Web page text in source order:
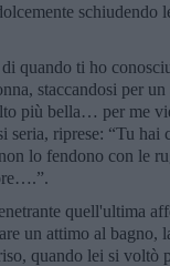
schiudendo
quando ti ho
staccandosi per
più bella… per me
seria, riprese: “Tu
lo fendono con le
quell'ultima
un attimo al bagno,
quando lei si voltò